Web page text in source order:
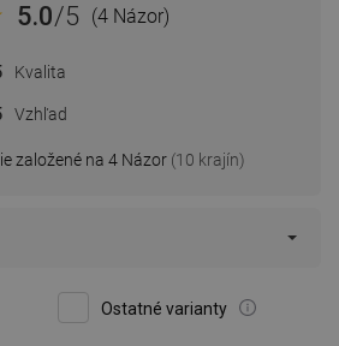
5.0/5 (4 Názor)
založené na 4 Názor (10 krajín)
Kvalita
Vzhľad
Ostatné varianty